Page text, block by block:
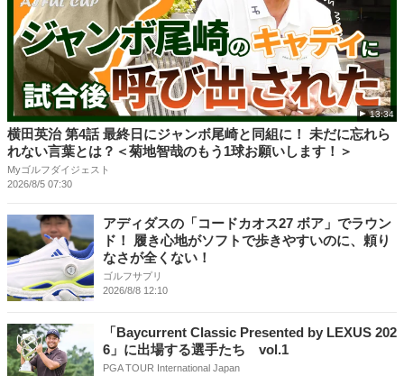
13:34
横田英治 第4話 最終日にジャンボ尾崎と同組に！ 未だに忘れら
れない言葉とは？＜菊地智哉のもう1球お願いします！＞
Myゴルフダイジェスト
2026/8/5 07:30
アディダスの「コードカオス27 ボア」でラウン
ド！ 履き心地がソフトで歩きやすいのに、頼り
なさが全くない！
ゴルフサプリ
2026/8/8 12:10
「Baycurrent Classic Presented by LEXUS 202
6」に出場する選手たち vol.1
PGA TOUR International Japan